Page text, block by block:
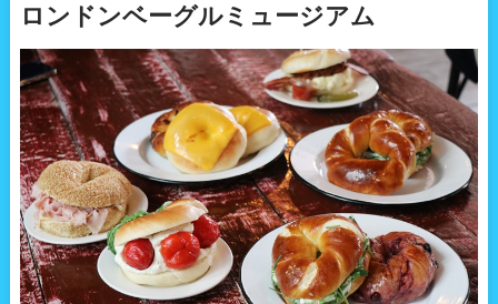
ロンドンベーグルミュージアム